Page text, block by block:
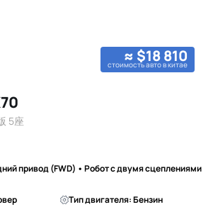
≈ $18 810
стоимость авто в китае
5座
привод (FWD) • Робот с двумя сцеплениями
Тип двигателя: Бензин